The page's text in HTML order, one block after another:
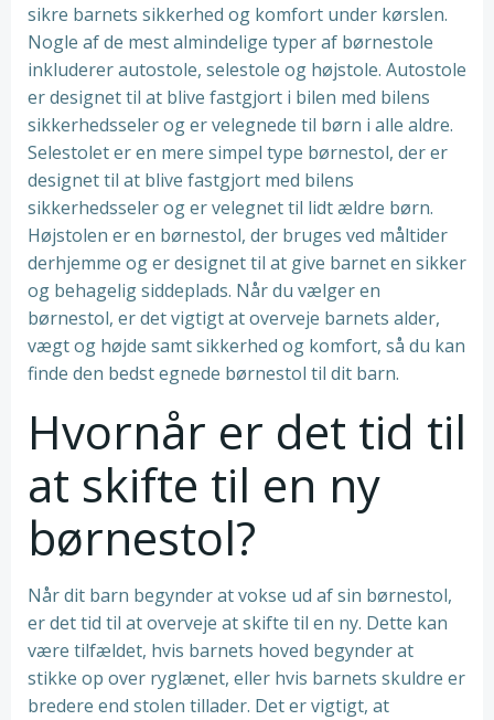
sikre barnets sikkerhed og komfort under kørslen.
Nogle af de mest almindelige typer af børnestole
inkluderer autostole, selestole og højstole. Autostole
er designet til at blive fastgjort i bilen med bilens
sikkerhedsseler og er velegnede til børn i alle aldre.
Selestolet er en mere simpel type børnestol, der er
designet til at blive fastgjort med bilens
sikkerhedsseler og er velegnet til lidt ældre børn.
Højstolen er en børnestol, der bruges ved måltider
derhjemme og er designet til at give barnet en sikker
og behagelig siddeplads. Når du vælger en
børnestol, er det vigtigt at overveje barnets alder,
vægt og højde samt sikkerhed og komfort, så du kan
finde den bedst egnede børnestol til dit barn.
Hvornår er det tid til
at skifte til en ny
børnestol?
Når dit barn begynder at vokse ud af sin børnestol,
er det tid til at overveje at skifte til en ny. Dette kan
være tilfældet, hvis barnets hoved begynder at
stikke op over ryglænet, eller hvis barnets skuldre er
bredere end stolen tillader. Det er vigtigt, at